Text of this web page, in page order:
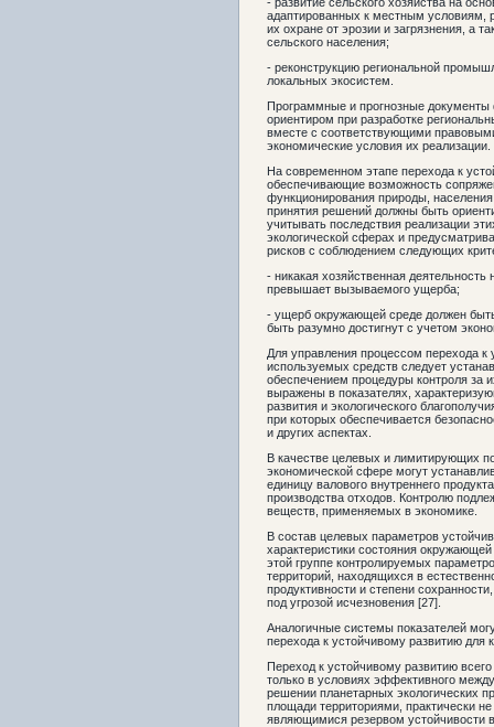
адаптированных к местным условиям,
их охране от эрозии и загрязнения, а
сельского населения;
- реконструкцию региональной
локальных экосистем.
Программные и прогнозные
ориентиром при разработке
вместе с соответствующими
экономические условия их реализации.
На современном этапе перехода к
обеспечивающие возможность
функционирования природы,
принятия решений должны быть
учитывать последствия реализации
экологической сферах и
рисков с соблюдением следующих
- никакая хозяйственная
превышает вызываемого ущерба;
- ущерб окружающей среде должен
быть разумно достигнут с учетом
Для управления процессом перехода
используемых средств следует
обеспечением процедуры контроля за
выражены в показателях,
развития и экологического
при которых обеспечивается
и других аспектах.
В качестве целевых и лимитирующих
экономической сфере могут
единицу валового внутреннего
производства отходов. Контролю
веществ, применяемых в экономике.
В состав целевых параметров
характеристики состояния
этой группе контролируемых
территорий, находящихся в
продуктивности и степени
под угрозой исчезновения [27].
Аналогичные системы показателей
перехода к устойчивому развитию для
Переход к устойчивому развитию
только в условиях эффективного
решении планетарных экологических
площади территориями, практически
являющимися резервом устойчивости